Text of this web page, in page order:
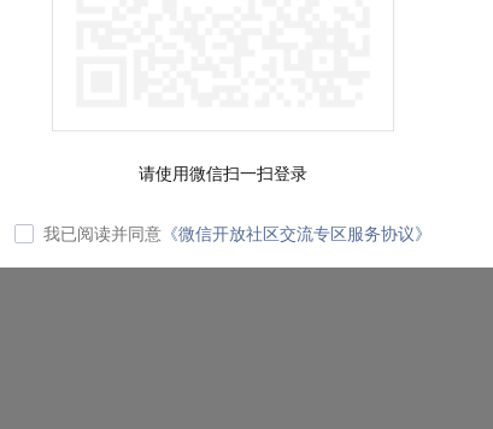
请使用微信扫一扫登录
我已阅读并同意 《微信开放社区交流专区服务协议》